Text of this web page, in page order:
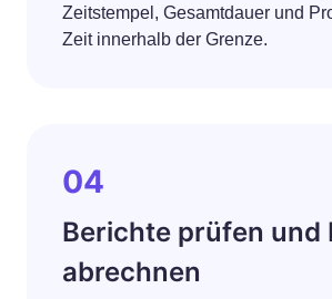
Zeitstempel, Gesamtdauer und
Zeit innerhalb der Grenze.
04
Berichte prüfen und
abrechnen